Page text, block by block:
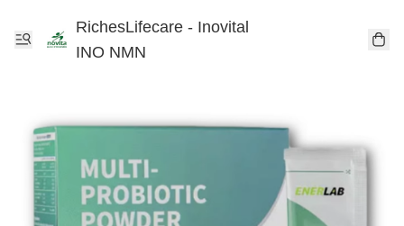
RichesLifecare - Inovital
INO NMN